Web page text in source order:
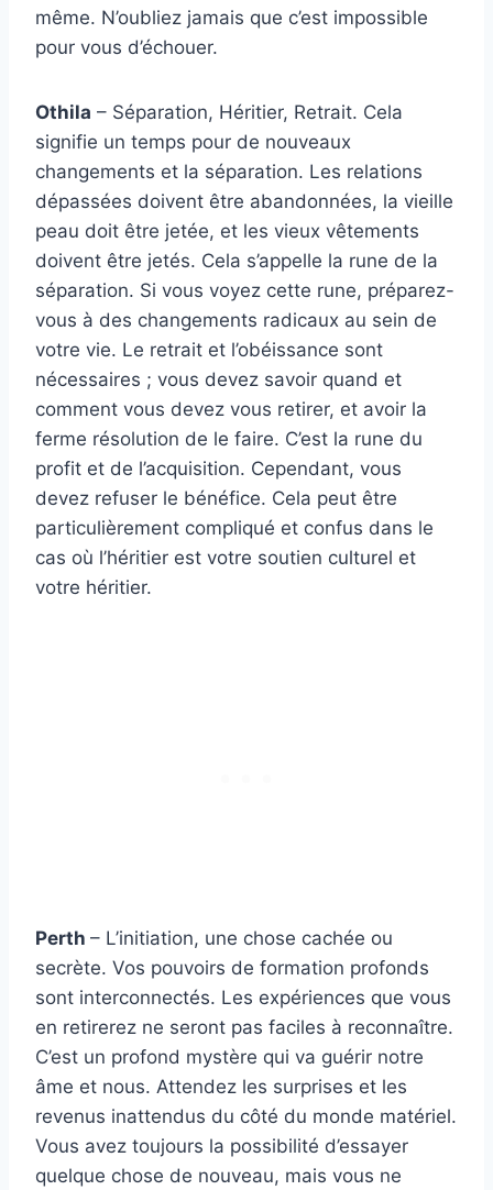
même. N’oubliez jamais que c’est impossible
pour vous d’échouer.
Othila – Séparation, Héritier, Retrait. Cela
signifie un temps pour de nouveaux
changements et la séparation. Les relations
dépassées doivent être abandonnées, la vieille
peau doit être jetée, et les vieux vêtements
doivent être jetés. Cela s’appelle la rune de la
séparation. Si vous voyez cette rune, préparez-
vous à des changements radicaux au sein de
votre vie. Le retrait et l’obéissance sont
nécessaires ; vous devez savoir quand et
comment vous devez vous retirer, et avoir la
ferme résolution de le faire. C’est la rune du
profit et de l’acquisition. Cependant, vous
devez refuser le bénéfice. Cela peut être
particulièrement compliqué et confus dans le
cas où l’héritier est votre soutien culturel et
votre héritier.
Perth – L’initiation, une chose cachée ou
secrète. Vos pouvoirs de formation profonds
sont interconnectés. Les expériences que vous
en retirerez ne seront pas faciles à reconnaître.
C’est un profond mystère qui va guérir notre
âme et nous. Attendez les surprises et les
revenus inattendus du côté du monde matériel.
Vous avez toujours la possibilité d’essayer
quelque chose de nouveau, mais vous ne